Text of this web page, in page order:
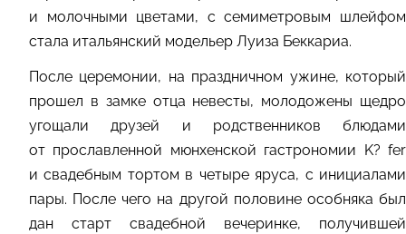
и молочными цветами, с семиметровым шлейфом
стала итальянский модельер Луиза Беккариа.
После церемонии, на праздничном ужине, который
прошел в замке отца невесты, молодожены щедро
угощали друзей и родственников блюдами
от прославленной мюнхенской гастрономии K? fer
и свадебным тортом в четыре яруса, с инициалами
пары. После чего на другой половине особняка был
дан старт свадебной вечеринке, получившей